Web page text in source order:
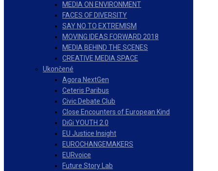
MEDIA ON ENVIRONMENT
FACES OF DIVERSITY
SAY NO TO EXTREMISM
MOVING IDEAS FORWARD 2018
MEDIA BEHIND THE SCENES
CREATIVE MEDIA SPACE
Ukončené
Agora NextGen
Ceteris Paribus
Civic Debate Club
Close Encounters of European Kind
DiGi YOUTH 2.0
EU Justice Insight
EUROCHANGEMAKERS
EURvoice
Future Story Lab